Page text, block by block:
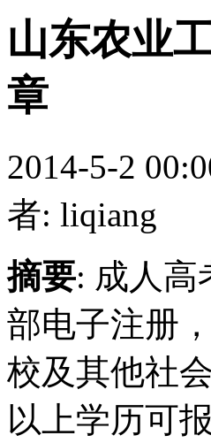
山东农业
章
2014-5-2
者: liqiang
摘要: 成人高
部电子注册
校及其他社
以上学历可